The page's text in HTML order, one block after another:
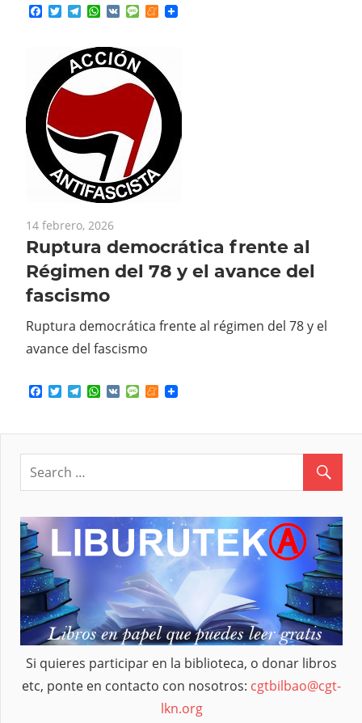
Facebook
TwitterTelegram
WhatsApp
VK MessageMeneame
14 febrero, 2026
Ruptura democrática frente al
Régimen del 78 y el avance del
fascismo
Ruptura democrática frente al régimen del 78 y el
avance del fascismo
Facebook
TwitterTelegram
WhatsApp
VK MessageMeneame
Si quieres participar en la biblioteca, o donar libros
etc, ponte en contacto con nosotros: cgtbilbao@cgt-
lkn.org